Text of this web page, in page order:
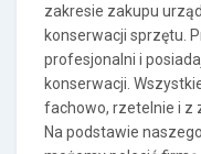
zakresie zakupu
konserwacji sprzętu.
profesjonalni i
konserwacji.
fachowo, rzetelnie i z
Na podstawie